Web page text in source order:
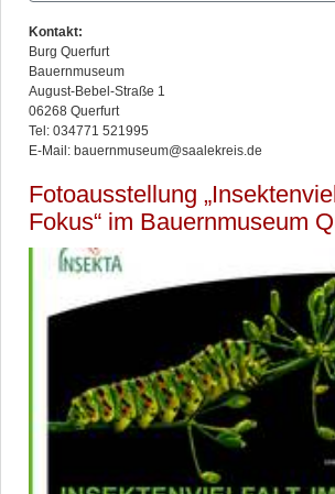
Kontakt:
Burg Querfurt
Bauernmuseum
August-Bebel-Straße 1
06268 Querfurt
Tel: 034771 521995
E-Mail: bauernmuseum@saalekreis.de
Fotoausstellung
Fokus“ im Bauernmuseum